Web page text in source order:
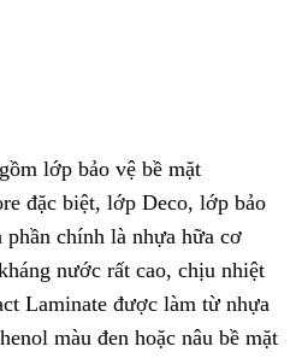
lớp bảo vệ bề mặt
đặc biệt, lớp Deco, lớp bảo
chính là nhựa hữa cơ
nước rất cao, chịu nhiệt
Laminate được làm từ nhựa
màu đen hoặc nâu bề mặt